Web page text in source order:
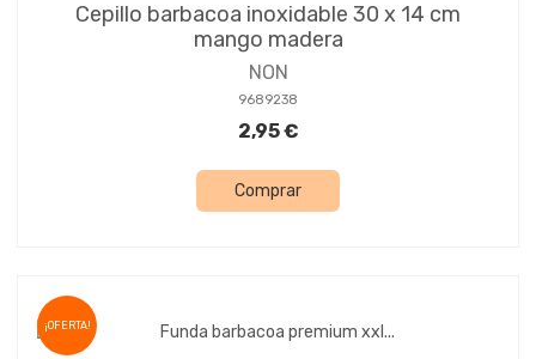
Cepillo barbacoa inoxidable 30 x 14 cm
mango madera
NON
9689238
2,95 €
Comprar
¡OFERTA!